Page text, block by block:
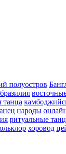
полуостров
бразилия
танца
народы
ритуальные
хоровод